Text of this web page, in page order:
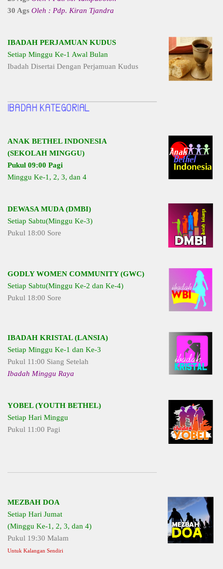
30 Ags Oleh : Pdp. Kiran Tjandra
IBADAH PERJAMUAN KUDUS
Setiap Minggu Ke-1 Awal Bulan
Ibadah Disertai Dengan Perjamuan Kudus
ANAK BETHEL INDONESIA
(SEKOLAH MINGGU)
Pukul 09:00 Pagi
Minggu Ke-1, 2, 3, dan 4
DEWASA MUDA (DMBI)
Setiap Sabtu(Minggu Ke-3)
Pukul 18:00 Sore
GODLY WOMEN COMMUNITY (GWC)
Setiap Sabtu(Minggu Ke-2 dan Ke-4)
Pukul 18:00 Sore
IBADAH KRISTAL (LANSIA)
Setiap Minggu Ke-1 dan Ke-3
Pukul 11:00 Siang Setelah
Ibadah Minggu Raya
YOBEL (YOUTH BETHEL)
Setiap Hari Minggu
Pukul 11:00 Pagi
MEZBAH DOA
Setiap Hari Jumat
(Minggu Ke-1, 2, 3, dan 4)
Pukul 19:30 Malam
Untuk Kalangan Sendiri